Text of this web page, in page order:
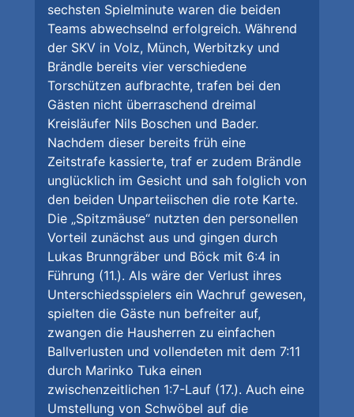
sechsten Spielminute waren die beiden
Teams abwechselnd erfolgreich. Während
der SKV in Volz, Münch, Werbitzky und
Brändle bereits vier verschiedene
Torschützen aufbrachte, trafen bei den
Gästen nicht überraschend dreimal
Kreisläufer Nils Boschen und Bader.
Nachdem dieser bereits früh eine
Zeitstrafe kassierte, traf er zudem Brändle
unglücklich im Gesicht und sah folglich von
den beiden Unparteiischen die rote Karte.
Die „Spitzmäuse“ nutzten den personellen
Vorteil zunächst aus und gingen durch
Lukas Brunngräber und Böck mit 6:4 in
Führung (11.). Als wäre der Verlust ihres
Unterschiedsspielers ein Wachruf gewesen,
spielten die Gäste nun befreiter auf,
zwangen die Hausherren zu einfachen
Ballverlusten und vollendeten mit dem 7:11
durch Marinko Tuka einen
zwischenzeitlichen 1:7-Lauf (17.). Auch eine
Umstellung von Schwöbel auf die